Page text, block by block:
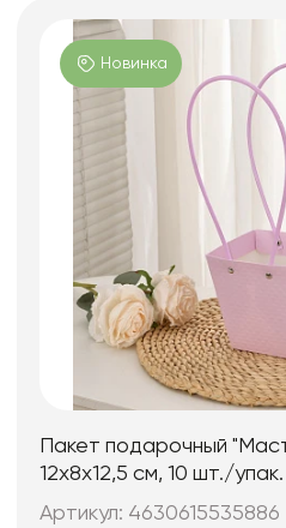
Новинка
Пакет подарочный
12х8х12,5 см, 10 шт./
Артикул: 4630615535886